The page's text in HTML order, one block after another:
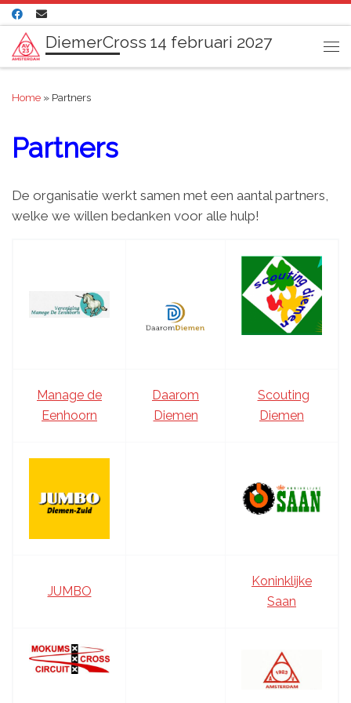
Ga naar inhoud
DiemerCross 14 februari 2027
Home » Partners
Partners
De organisatie werkt samen met een aantal partners,
welke we willen bedanken voor alle hulp!
Manage de
Eenhoorn
Daarom
Diemen
Scouting
Diemen
JUMBO
Koninklijke
Saan